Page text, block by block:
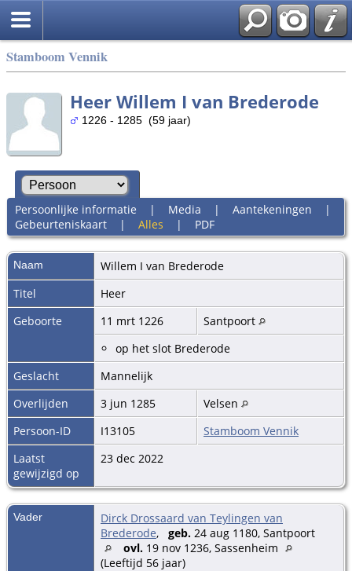
Stamboom Vennik
Heer Willem I van Brederode
1226 - 1285 (59 jaar)
Persoonlijke informatie | Media | Aantekeningen |
Gebeurteniskaart| Alles | PDF
Naam Willem I van Brederode
Titel
Heer
Geboorte
11 mrt 1226
Santpoort
op het slot Brederode
Geslacht
Mannelijk
Overlijden
3 jun 1285
Velsen
Persoon-ID
I13105
Stamboom Vennik
Laatst
gewijzigd op
23 dec 2022
Vader
Dirck Drossaard van Teylingen van
Brederode, geb. 24 aug 1180, Santpoort
ovl. 19 nov 1236, Sassenheim
(Leeftijd 56 jaar)